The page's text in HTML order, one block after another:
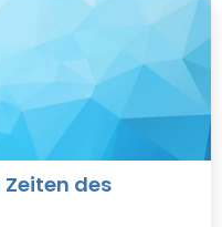
des